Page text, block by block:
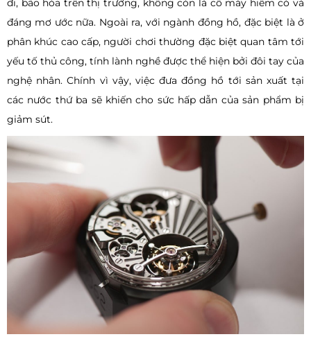
đi, bão hòa trên thị trường, không còn là cỗ máy hiếm có và
đáng mơ ước nữa. Ngoài ra, với ngành đồng hồ, đặc biệt là ở
phân khúc cao cấp, người chơi thường đặc biệt quan tâm tới
yếu tố thủ công, tính lành nghề được thể hiện bởi đôi tay của
nghệ nhân. Chính vì vậy, việc đưa đồng hồ tới sản xuất tại
các nước thứ ba sẽ khiến cho sức hấp dẫn của sản phẩm bị
giảm sút.